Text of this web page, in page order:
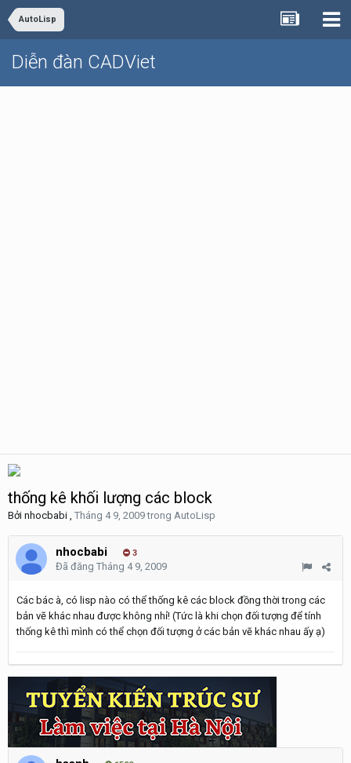
AutoLisp
Diễn đàn CADViet
thống kê khối lượng các block
Bởi nhocbabi , Tháng 4 9, 2009trong AutoLisp
nhocbabi 3
Đã đăng Tháng 4 9, 2009
Các bác à, có lisp nào có thể thống kê các block đồng thời trong các
bản vẽ khác nhau được không nhỉ! (Tức là khi chọn đối tượng để tính
thống kê thì mình có thể chọn đối tượng ở các bản vẽ khác nhau ấy ạ)